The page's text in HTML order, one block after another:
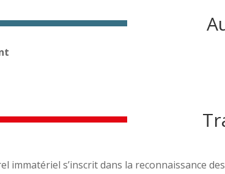
immatériel s’inscrit dans la reconnaissance